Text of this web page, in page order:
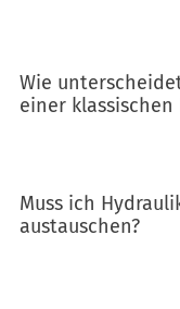
Wie
einer klassischen
Muss ich
austauschen?